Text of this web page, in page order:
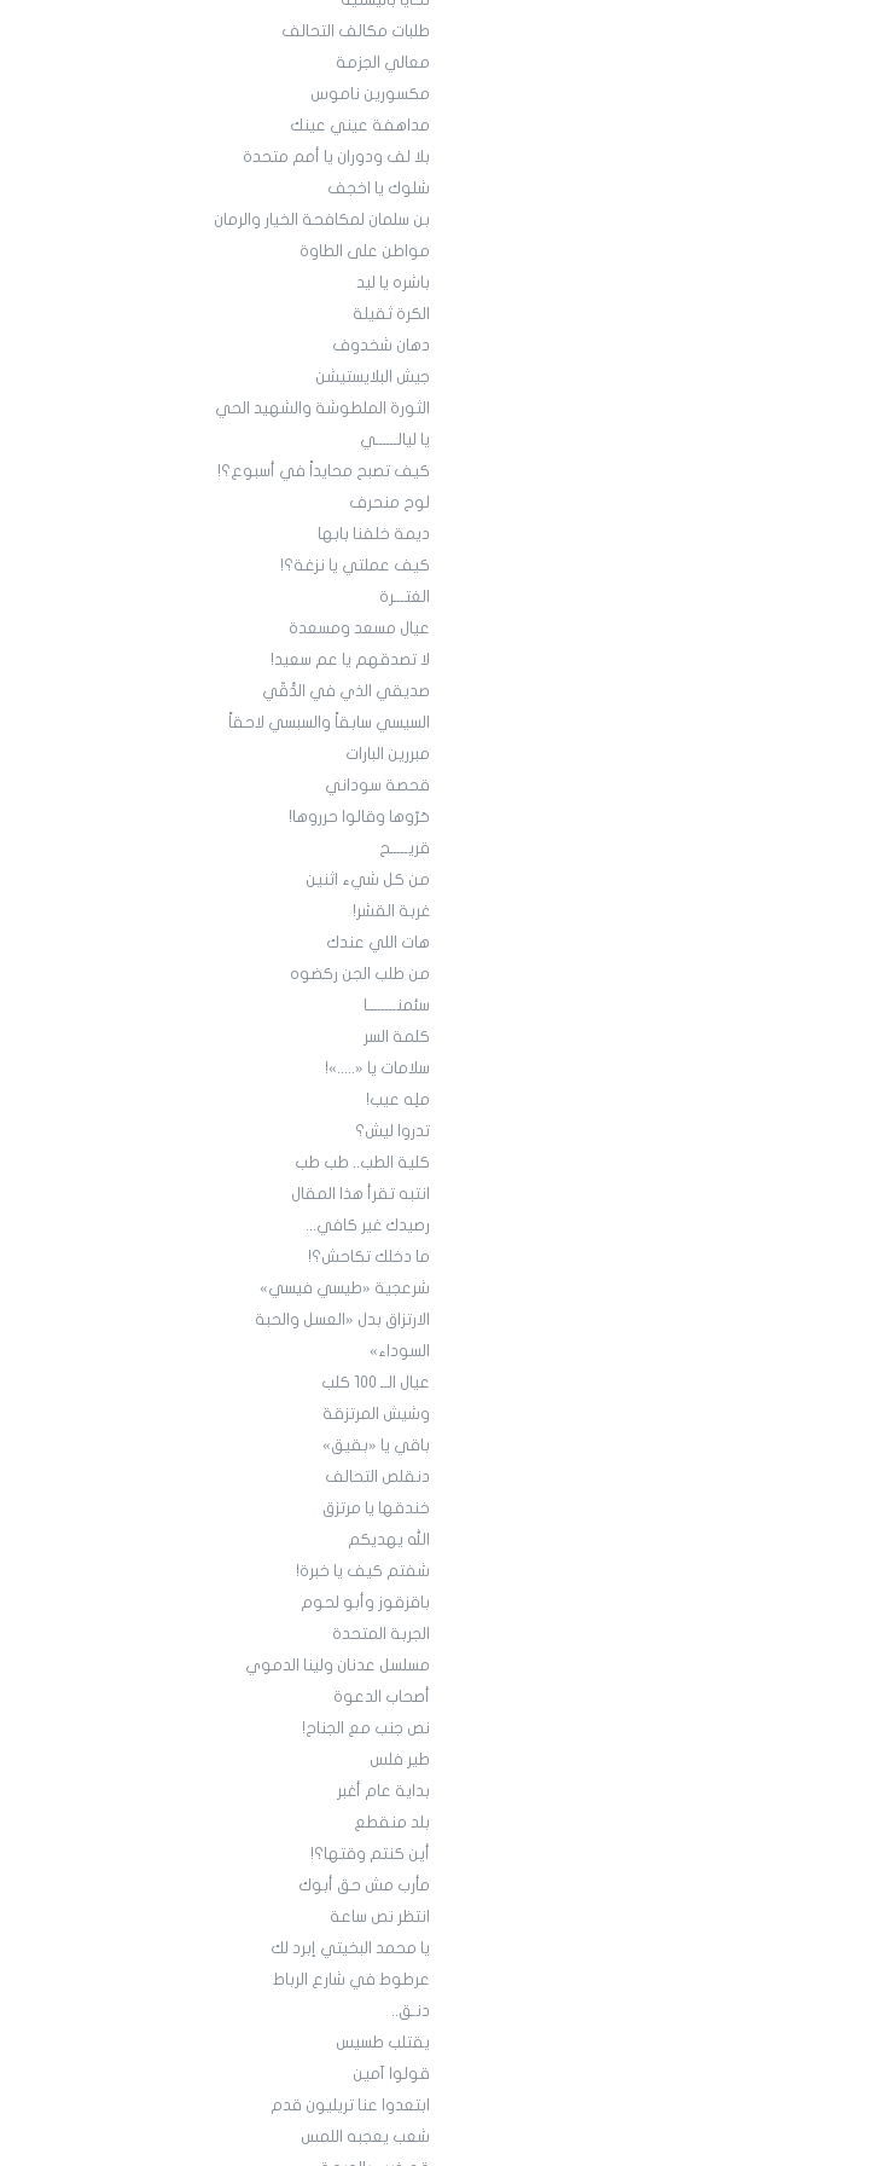
طلبات مكالف التحالف
معالي الجزمة
مكسورين ناموس
مداهفة عيني عينك
بلا لف ودوران يا أمم متحدة
شلوك يا اخجف
بن سلمان لمكافحة الخيار والرمان
مواطن على الطاوة
باشره يا ليد
الكرة ثقيلة
دهان شخدوف
جيش البلايستيشن
الثورة الملطوشة والشهيد الحي
يا ليالــــــي
كيف تصبح محايداً في أسبوع؟!
لوح منحرف
ديمة خلفنا بابها
كيف عملتي يا نزغة؟!
الغتـــرة
عيال مسعد ومسعدة
لا تصدقهم يا عم سعيد!
صديقي الذي في الدُّقّي
السيسي سابقاً والسبسي لاحقاً
مبررين البارات
قحصة سوداني
حَرّوها وقالوا حرروها!
قريـــــح
من كل شيء اثنين
غربة القشر!
هات اللي عندك
من طلب الجن ركضوه
سئمنــــــــا
كلمة السر
سلامات يا «.....»!
ملِه عيب!
تدروا ليش؟
كلية الطب.. طب طب
انتبه تقرأ هذا المقال
رصيدك غير كافي...
ما دخلك تكاحش؟!
شرعجية «طيسي فيسي»
الارتزاق بدل «العسل والحبة
السوداء»
عيال الــ 100 كلب
وشيش المرتزقة
باقي يا «بقيق»
دنقلص التحالف
خندقها يا مرتزق
الله يهديكم
شفتم كيف يا خبرة!
باقزقوز وأبو لحوم
الجربة المتحدة
مسلسل عدنان ولينا الدموي
أصحاب الدعوة
نص جنب مع الجناح!
طير فلس
بداية عام أغبر
بلد منقطع
أين كنتم وقتها؟!
مأرب مش حق أبوك
انتظر نص ساعة
يا محمد البخيتي إبرد لك
عرطوط في شارع الرباط
دنـق..
يقتلب طسيس
قولوا آمين
ابتعدوا عنا تريليون قدم
شعب يعجبه اللمس